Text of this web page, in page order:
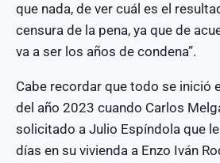
que nada, de ver cuál es el
censura de la pena, ya que de
va a ser los años de condena”.
Cabe recordar que todo se inició
del año 2023 cuando Carlos
solicitado a Julio Espíndola que
días en su vivienda a Enzo Iván